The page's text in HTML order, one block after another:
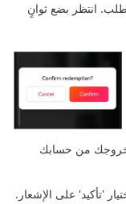
انتظر بضع ثوانٍ
خروجك من حسابك
'تأكيد' على الإشعار.